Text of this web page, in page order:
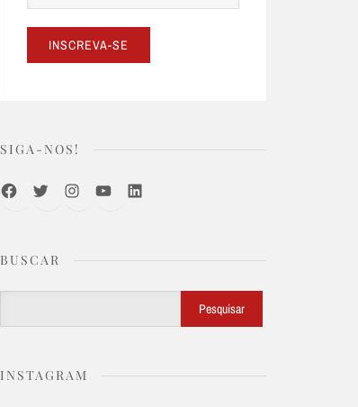
SIGA-NOS!
FacebookTwitterInstagramYoutubeLinkedIn
BUSCAR
Pesquisar
INSTAGRAM